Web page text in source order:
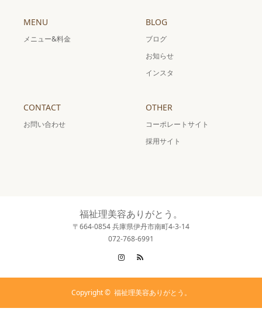
MENU
メニュー&料金
BLOG
ブログ
お知らせ
インスタ
CONTACT
お問い合わせ
OTHER
コーポレートサイト
採用サイト
福祉理美容ありがとう。
〒664-0854 兵庫県伊丹市南町4-3-14
072-768-6991
Instagram
Copyright © 福祉理美容ありがとう。